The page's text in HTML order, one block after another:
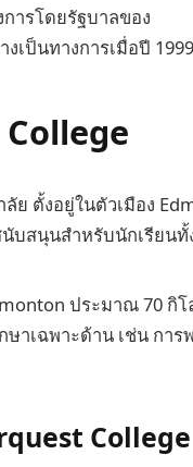
การโดยรัฐบาลของ
เป็นทางการเมื่อปี 1999
ย ตั้งอยู่ในตัวเมือง
บสนุนสำหรับนักเรียนทั้
ประมาณ 70 กิโ
าเฉพาะด้าน เช่น การ
College